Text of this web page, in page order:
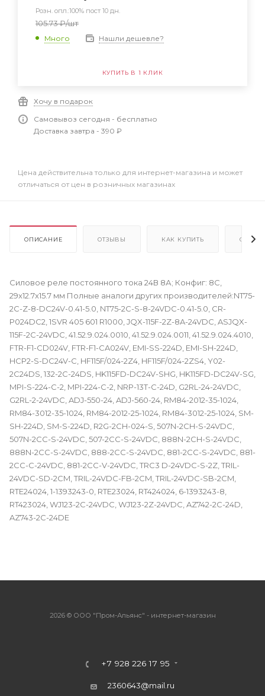
Розн. опл.:100% пост 10 дн.
105.73₽/шт
Много Нашли дешевле?
КУПИТЬ В 1 КЛИК
Хочу в подарок
Самовывоз сегодня - бесплатно
Доставка завтра - 390 ₽
Цена действительна только для интернет-магазина и может
отличаться от цен в розничных магазинах
ОПИСАНИЕ ОТЗЫВЫ КАК КУПИТЬ
Силовое реле постоянного тока 24В 8А; Конфиг: 8C,
29x12.7x15.7 мм Полные аналоги других производителей:NT75-
2C-Z-8-DC24V-0.41-5.0, NT75-2C-S-8-24VDC-0.41-5.0, CR-
P024DC2, 1SVR 405 601 R1000, JQX-115F-2Z-8A-24VDC, ASJQX-
115F-2C-24VDC, 41.52.9.024.0010, 41.52.9.024.0011, 41.52.9.024.4010,
FTR-F1-CD024V, FTR-F1-CA024V, EMI-SS-224D, EMI-SH-224D,
HCP2-S-DC24V-C, HF115F/024-2Z4, HF115F/024-2ZS4, Y02-
2C24DS, 132-2C-24DS, HK115FD-DC24V-SHG, HK115FD-DC24V-SG,
MPI-S-224-C-2, MPI-224-C-2, NRP-13T-C-24D, G2RL-24-24VDC,
G2RL-2-24VDC, ADJ-550-24, ADJ-560-24, RM84-2012-35-1024,
RM84-3012-35-1024, RM84-2012-25-1024, RM84-3012-25-1024, SM-
SH-224D, SM-S-224D, R2G-2CH-024-S, 507N-2CH-S-24VDC,
507N-2CC-S-24VDC, 507-2CC-S-24VDC, 888N-2CH-S-24VDC,
888N-2CC-S-24VDC, 888-2CC-S-24VDC, 881-2CC-S-24VDC, 881-
2CC-C-24VDC, 881-2CC-V-24VDC, TRC3 D-24VDC-S-2Z, TRIL-
24VDC-SD-2CM, TRIL-24VDC-FB-2CM, TRIL-24VDC-SB-2CM,
RTE24024, 1-1393243-0, RTE23024, RT424024, 6-1393243-8,
RT423024, WJ123-2C-24VDC, WJ123-2Z-24VDC, AZ742-2C-24D,
AZ743-2C-24DE
2026 © ООО "Пром-Альянс" - интернет-магазин
+7 928 226 17 95
2360643@mail.ru